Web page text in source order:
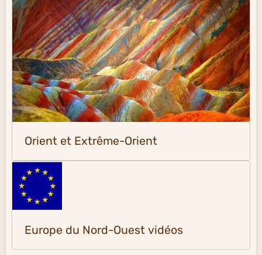
Orient et Extrême-Orient
Europe du Nord-Ouest vidéos